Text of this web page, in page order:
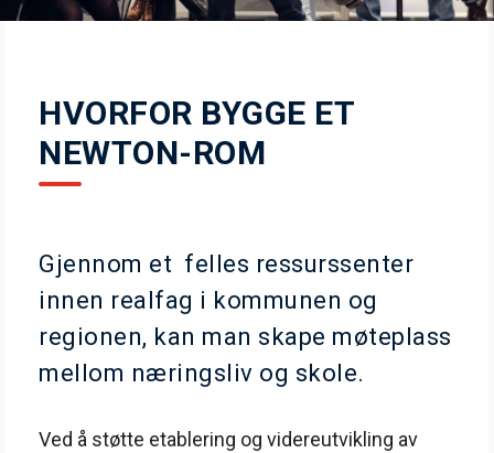
HVORFOR BYGGE ET
NEWTON-ROM
Gjennom et felles ressurssenter
innen realfag i kommunen og
regionen, kan man skape møteplass
mellom næringsliv og skole.
Ved å støtte etablering og videreutvikling av